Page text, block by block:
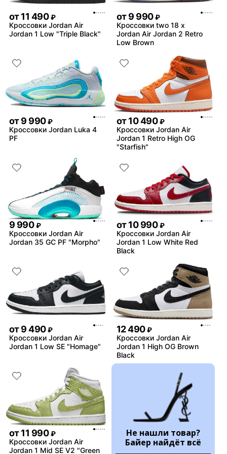
от11 490 ₽
Кроссовки Jordan Air
Jordan 1 Low "Triple Black"
от9 990 ₽
Кроссовки two 18 x
Jordan Air Jordan 2 Retro
Low Brown
от9 990 ₽
Кроссовки Jordan Luka 4
PF
от10 490 ₽
Кроссовки Jordan Air
Jordan 1 Retro High OG
"Starfish"
9 990 ₽
Кроссовки Jordan Air
Jordan 35 GC PF "Morpho"
от10 990 ₽
Кроссовки Jordan Air
Jordan 1 Low White Red
Black
от9 490 ₽
Кроссовки Jordan Air
Jordan 1 Low SE "Homage"
12 490 ₽
Кроссовки Jordan Air
Jordan 1 High OG Brown
Black
от11 990 ₽
Кроссовки Jordan Air
Jordan 1 Mid SE V2 "Green
Не нашли товар?
Байер найдёт всё